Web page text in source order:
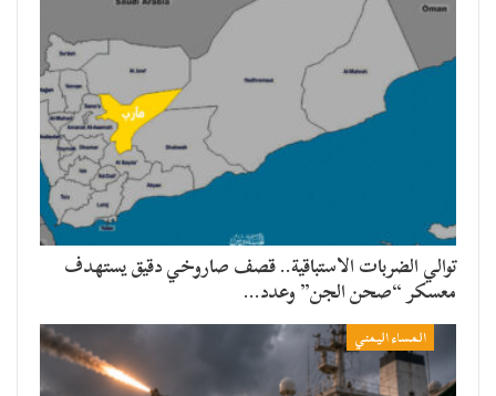
توالي الضربات الاستباقية.. قصف صاروخي دقيق يستهدف
معسكر “صحن الجن” وعدد…
المساء اليمني